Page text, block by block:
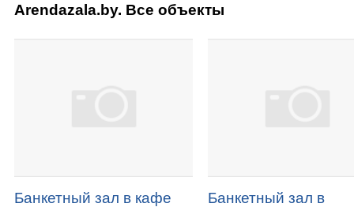
Arendazala.by. Все объекты
Банкетный зал в кафе
Банкетный зал в